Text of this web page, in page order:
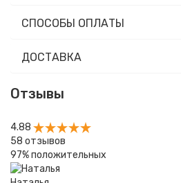
СПОСОБЫ ОПЛАТЫ
ДОСТАВКА
Отзывы
4.88
58 отзывов
97%положительных